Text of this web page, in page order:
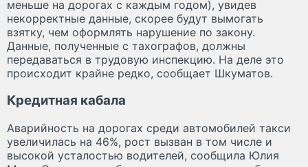
меньше на дорогах с каждым годом), увидев
некорректные данные, скорее будут вымогать
взятку, чем оформлять нарушение по закону.
Данные, полученные с тахографов, должны
передаваться в трудовую инспекцию. На деле это
происходит крайне редко, сообщает Шкуматов.
Кредитная кабала
Аварийность на дорогах среди автомобилей такси
увеличилась на 46%, рост вызван в том числе и
высокой усталостью водителей, сообщила Юлия